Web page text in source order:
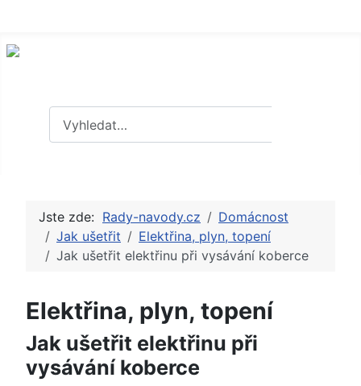
Jste zde: Rady-navody.cz
Domácnost
Jak ušetřit
Elektřina, plyn, topení
Jak ušetřit elektřinu při vysávání koberce
Elektřina, plyn, topení
Jak ušetřit elektřinu při
vysávání koberce